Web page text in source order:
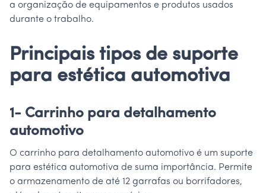
a organização de equipamentos e produtos usados
durante o trabalho.
Principais tipos de suporte
para estética automotiva
1- Carrinho para detalhamento
automotivo
O carrinho para detalhamento automotivo é um suporte
para estética automotiva de suma importância. Permite
o armazenamento de até 12 garrafas ou borrifadores,